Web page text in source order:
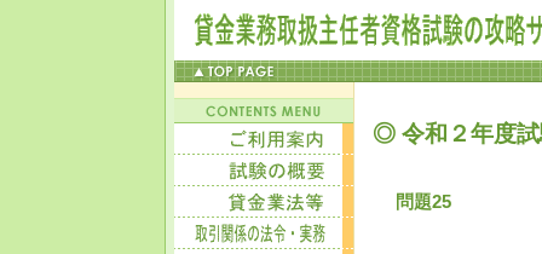
◎ 令和２年度
問題25